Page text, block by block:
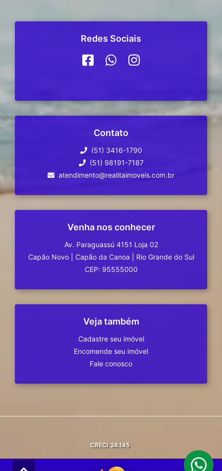
Redes Sociais
Contato
(51) 3416-1790
(51) 98191-7187
atendimento@realitaimoveis.com.br
Venha nos conhecer
Av. Paraguassú 4151 Loja 02
Capão Novo
Capão da Canoa
Rio Grande do Sul
CEP: 95555000
Veja também
Cadastre seu imóvel
Encomende seu imóvel
Fale conosco
CRECI 24.145